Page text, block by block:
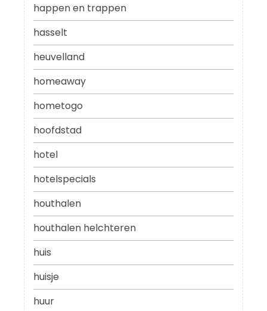
happen en trappen
hasselt
heuvelland
homeaway
hometogo
hoofdstad
hotel
hotelspecials
houthalen
houthalen helchteren
huis
huisje
huur